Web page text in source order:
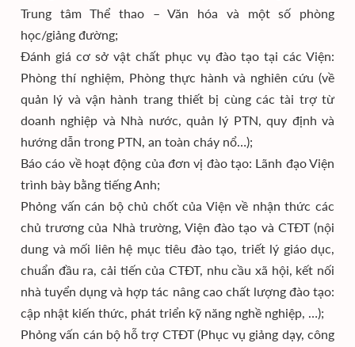
Trung tâm Thể thao – Văn hóa và một số phòng
học/giảng đường;
Đánh giá cơ sở vật chất phục vụ đào tạo tại các Viện:
Phòng thí nghiệm, Phòng thực hành và nghiên cứu (về
quản lý và vận hành trang thiết bị cùng các tài trợ từ
doanh nghiệp và Nhà nước, quản lý PTN, quy định và
hướng dẫn trong PTN, an toàn cháy nổ…);
Báo cáo về hoạt động của đơn vị đào tạo: Lãnh đạo Viện
trình bày bằng tiếng Anh;
Phỏng vấn cán bộ chủ chốt của Viện về nhận thức các
chủ trương của Nhà trường, Viện đào tạo và CTĐT (nội
dung và mối liên hệ mục tiêu đào tạo, triết lý giáo dục,
chuẩn đầu ra, cải tiến của CTĐT, nhu cầu xã hội, kết nối
nhà tuyển dụng và hợp tác nâng cao chất lượng đào tạo:
cập nhật kiến thức, phát triển kỹ năng nghề nghiệp, …);
Phỏng vấn cán bộ hỗ trợ CTĐT (Phục vụ giảng dạy, công